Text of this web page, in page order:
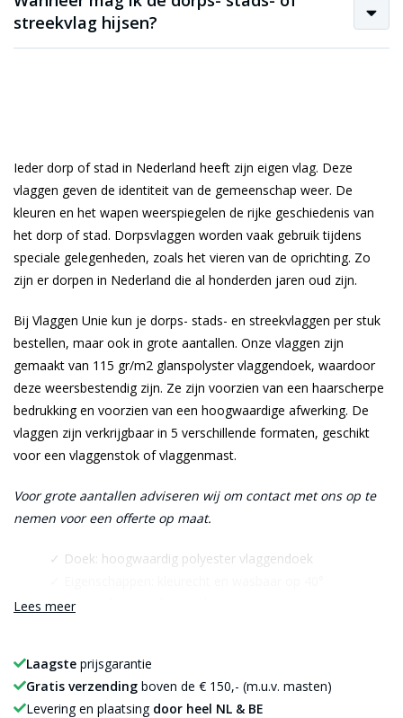
streekvlag hijsen?
Ieder dorp of stad in Nederland heeft zijn eigen vlag. Deze
vlaggen geven de identiteit van de gemeenschap weer. De
kleuren en het wapen weerspiegelen de rijke geschiedenis van
het dorp of stad. Dorpsvlaggen worden vaak gebruik tijdens
speciale gelegenheden, zoals het vieren van de oprichting. Zo
zijn er dorpen in Nederland die al honderden jaren oud zijn.
Bij Vlaggen Unie kun je dorps- stads- en streekvlaggen per stuk
bestellen, maar ook in grote aantallen. Onze vlaggen zijn
gemaakt van 115 gr/m2 glanspolyster vlaggendoek, waardoor
deze weersbestendig zijn. Ze zijn voorzien van een haarscherpe
bedrukking en voorzien van een hoogwaardige afwerking. De
vlaggen zijn verkrijgbaar in 5 verschillende formaten, geschikt
voor een vlaggenstok of vlaggenmast.
Voor grote aantallen adviseren wij om contact met ons op te
nemen voor een offerte op maat.
✓ Doek: hoogwaardig polyester vlaggendoek
✓ Kenmerken : UV bestendig
Lees meer
Laagste prijsgarantie
Gratis verzending boven de € 150,- (m.u.v. masten)
Levering en plaatsing door heel NL & BE